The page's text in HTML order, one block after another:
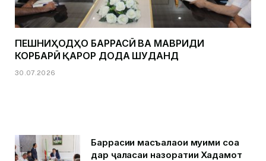
ПЕШНИҲОДҲО БАРРАСӢ ВА МАВРИДИ
КОРБАРӢ ҚАРОР ДОДА ШУДАНД
30.07.2026
Баррасии масъалаҳои муҳими соҳа
дар ҷаласаи назоратии Хадамот